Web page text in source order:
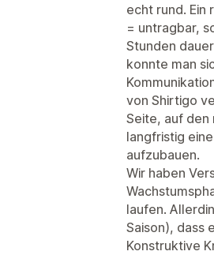
echt rund. Ein
= untragbar,
Stunden
konnte man
von Shirtigo
Seite, auf den
langfristig
aufzubauen.
Wir haben
laufen.
Saison), dass
Konstruktive